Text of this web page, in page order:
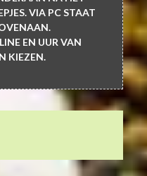
VIA PC STAAT
EN UUR VAN
KIEZEN.